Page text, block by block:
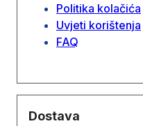
Politika kolačića
Uvjeti korištenja
FAQ
Dostava